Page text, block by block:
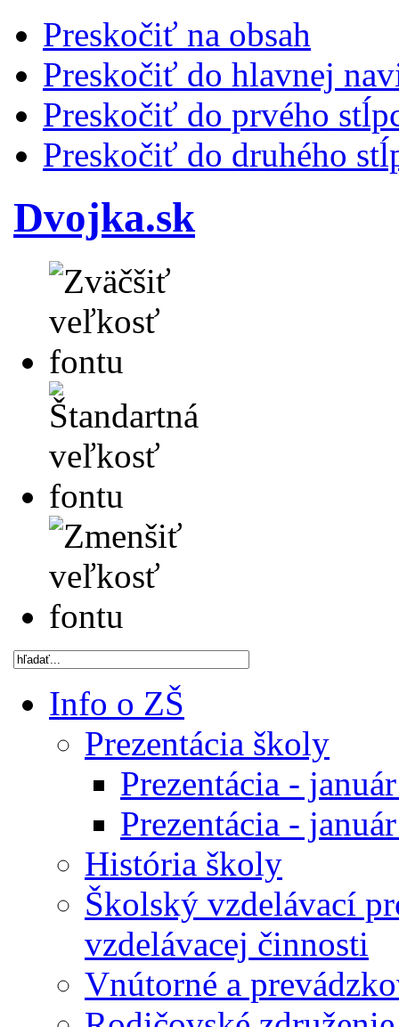
Preskočiť na obsah
Preskočiť do hlavnej
Preskočiť do prvého
Preskočiť do druhého
Dvojka.sk
Info o ZŠ
Prezentácia školy
Prezentácia -
Prezentácia -
História školy
Školský vzdelávací
vzdelávacej činnosti
Vnútorné a